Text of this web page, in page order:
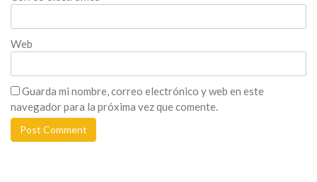
Web
Guarda mi nombre, correo electrónico y web en este
navegador para la próxima vez que comente.